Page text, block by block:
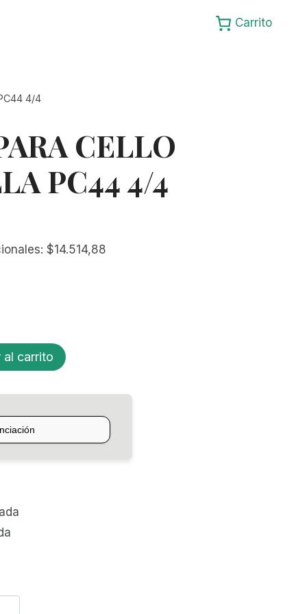
Carrito
4/4
CELLO
PC44 4/4
$14.514,88
al carrito